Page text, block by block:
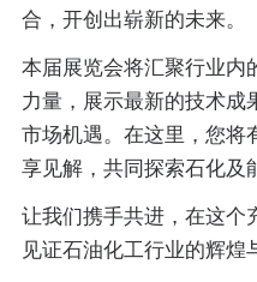
合，开创出崭新的未来。
本届展览会将汇聚行业内
力量，展示最新的技术成
市场机遇。在这里，您将
享见解，共同探索石化及
让我们携手共进，在这个
见证石油化工行业的辉煌